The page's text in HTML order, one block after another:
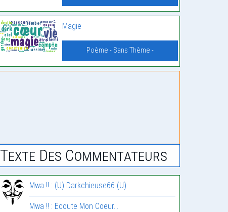
Magie
Poème - Sans Thème -
Texte Des Commentateurs
Mwa !! : (U) Darkchieuse66 (U)
Mwa !! : Ecoute Mon Coeur…